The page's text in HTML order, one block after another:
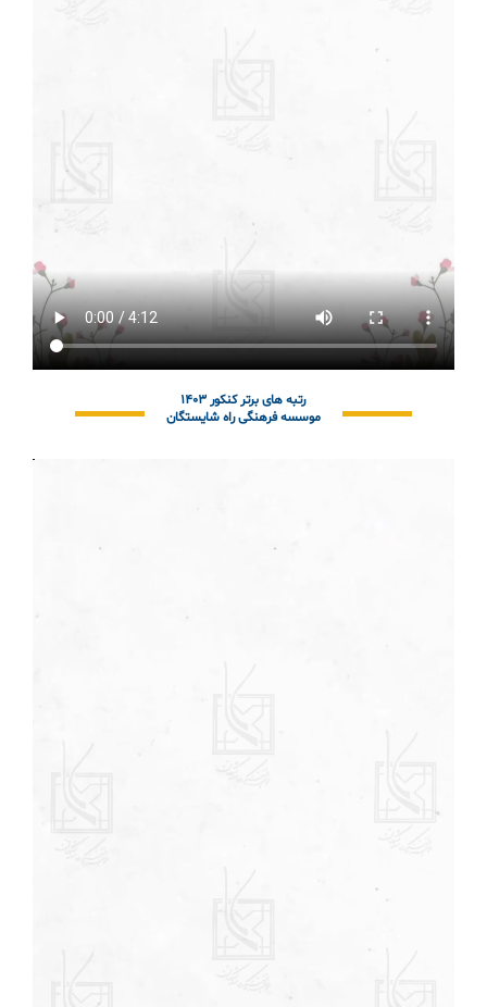
رتبه های برتر کنکور ۱۴۰۳
موسسه فرهنگی راه شایستگان